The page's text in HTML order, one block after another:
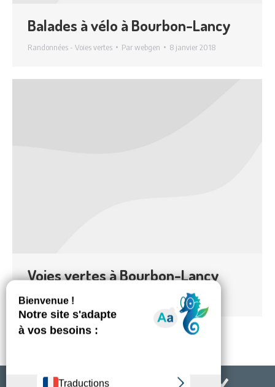
Balades à vélo à Bourbon-Lancy
Randonnées - Voies vertes Parwebgen 8 janvier 2018
Voies vertes à Bourbon-Lancy
Randonnées - Voies vertes 8 janvier 2018